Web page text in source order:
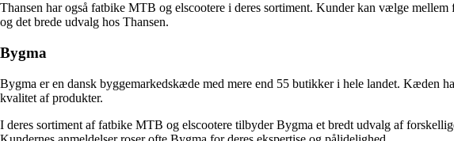
Thansen har også fatbike MTB og elscootere i deres sortiment. Kunder kan vælge
og det brede udvalg hos Thansen.
Bygma
Bygma er en dansk byggemarkedskæde med mere end 55 butikker i hele landet. Kæden
kvalitet af produkter.
I deres sortiment af fatbike MTB og elscootere tilbyder Bygma et bredt udvalg af